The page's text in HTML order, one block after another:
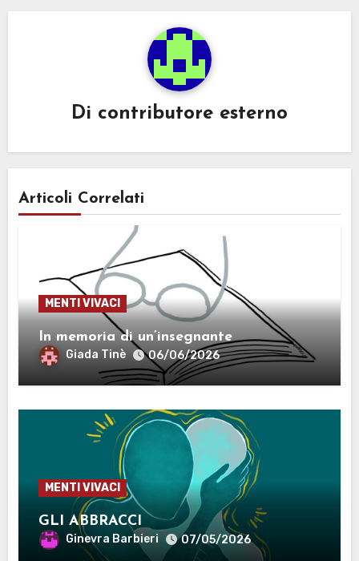
Di contributore esterno
Articoli Correlati
MENTI VIVACI
In memoria di un’insegnante
Giada Tinè 06/06/2026
MENTI VIVACI
GLI ABBRACCI
Ginevra Barbieri 07/05/2026